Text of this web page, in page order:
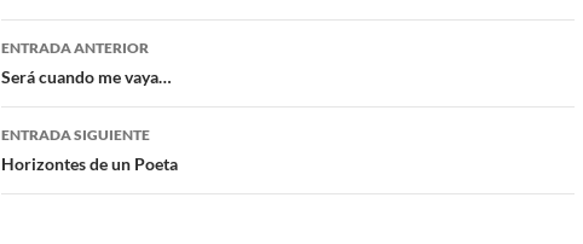
o
o
e
r
Navegación
de
entradas
ENTRADA ANTERIOR
Será cuando me vaya…
ENTRADA SIGUIENTE
Horizontes de un Poeta